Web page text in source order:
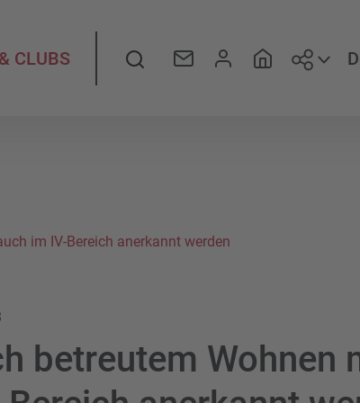
CLUBS Suche
im IV-Bereich anerkannt werden
betreutem Wohnen